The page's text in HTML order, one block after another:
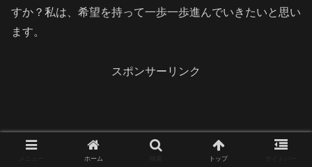
すか？私は、希望を持って一歩一歩進んでいきたいと思い
ます。
スポンサーリンク
ホーム トップ